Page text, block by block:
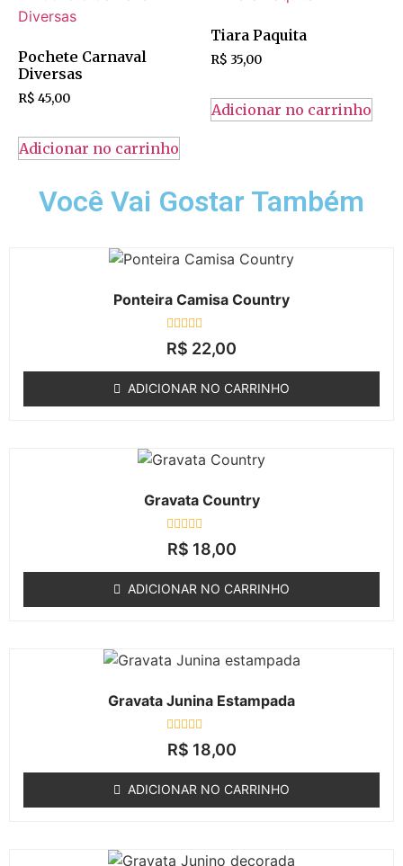
Pochete Carnaval
Diversas
R$ 45,00
Adicionar no carrinho
Tiara Paquita
R$ 35,00
Adicionar no carrinho
Você Vai Gostar Também
Ponteira Camisa Country
Avaliação
0
R$ 22,00
ADICIONAR NO CARRINHO
Gravata Country
Avaliação
0
R$ 18,00
ADICIONAR NO CARRINHO
Gravata Junina Estampada
Avaliação
0
R$ 18,00
ADICIONAR NO CARRINHO